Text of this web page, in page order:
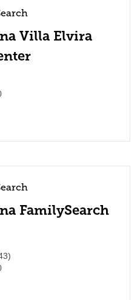
Villa Elvira
FamilySearch